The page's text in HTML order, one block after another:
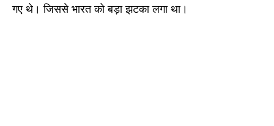
गए थे। जिससे भारत को बड़ा झटका लगा था।